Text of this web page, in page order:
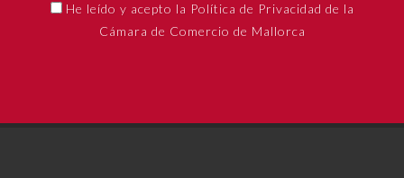
He leído y acepto la Política de Privacidad de la
Cámara de Comercio de Mallorca